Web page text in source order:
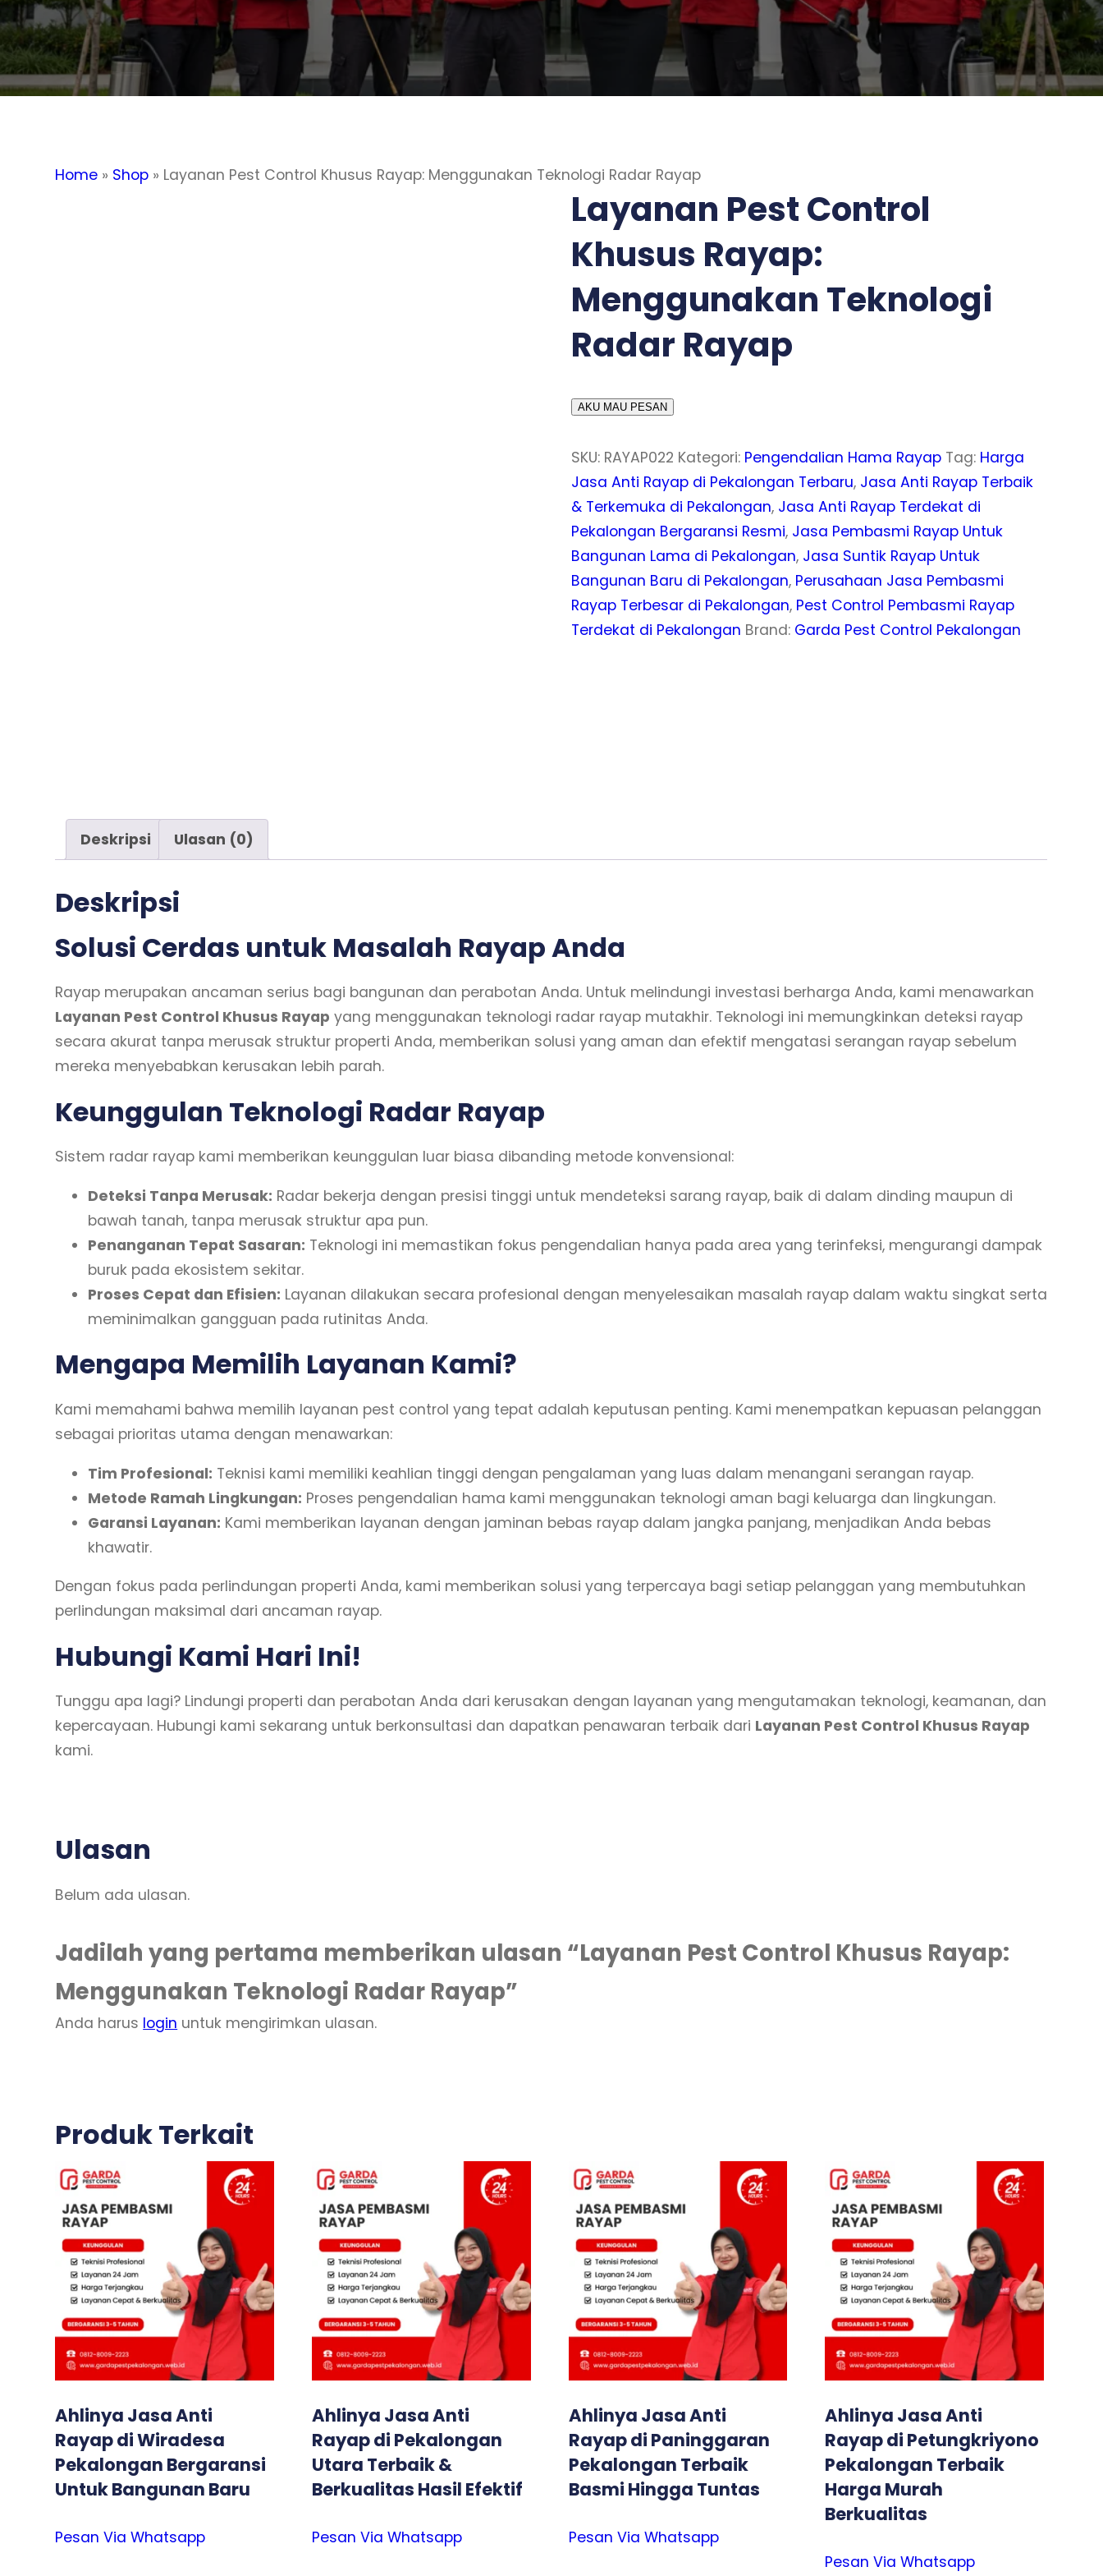
Home » Shop » Layanan Pest Control Khusus Rayap: Menggunakan Teknologi Radar Rayap
Layanan Pest Control
Khusus Rayap:
Menggunakan Teknologi
Radar Rayap
AKU MAU PESAN
SKU: RAYAP022 Kategori: Pengendalian Hama Rayap Tag: Harga
Jasa Anti Rayap di Pekalongan Terbaru, Jasa Anti Rayap Terbaik
& Terkemuka di Pekalongan, Jasa Anti Rayap Terdekat di
Pekalongan Bergaransi Resmi, Jasa Pembasmi Rayap Untuk
Bangunan Lama di Pekalongan, Jasa Suntik Rayap Untuk
Bangunan Baru di Pekalongan, Perusahaan Jasa Pembasmi
Rayap Terbesar di Pekalongan, Pest Control Pembasmi Rayap
Terdekat di Pekalongan Brand: Garda Pest Control Pekalongan
Deskripsi Ulasan (0)
Deskripsi
Solusi Cerdas untuk Masalah Rayap Anda
Rayap merupakan ancaman serius bagi bangunan dan perabotan Anda. Untuk melindungi investasi berharga Anda, kami menawarkan
Layanan Pest Control Khusus Rayap yang menggunakan teknologi radar rayap mutakhir. Teknologi ini memungkinkan deteksi rayap
secara akurat tanpa merusak struktur properti Anda, memberikan solusi yang aman dan efektif mengatasi serangan rayap sebelum
mereka menyebabkan kerusakan lebih parah.
Keunggulan Teknologi Radar Rayap
Sistem radar rayap kami memberikan keunggulan luar biasa dibanding metode konvensional:
Deteksi Tanpa Merusak: Radar bekerja dengan presisi tinggi untuk mendeteksi sarang rayap, baik di dalam dinding maupun di
bawah tanah, tanpa merusak struktur apa pun.
Penanganan Tepat Sasaran: Teknologi ini memastikan fokus pengendalian hanya pada area yang terinfeksi, mengurangi dampak
buruk pada ekosistem sekitar.
Proses Cepat dan Efisien: Layanan dilakukan secara profesional dengan menyelesaikan masalah rayap dalam waktu singkat serta
meminimalkan gangguan pada rutinitas Anda.
Mengapa Memilih Layanan Kami?
Kami memahami bahwa memilih layanan pest control yang tepat adalah keputusan penting. Kami menempatkan kepuasan pelanggan
sebagai prioritas utama dengan menawarkan:
Tim Profesional: Teknisi kami memiliki keahlian tinggi dengan pengalaman yang luas dalam menangani serangan rayap.
Metode Ramah Lingkungan: Proses pengendalian hama kami menggunakan teknologi aman bagi keluarga dan lingkungan.
Garansi Layanan: Kami memberikan layanan dengan jaminan bebas rayap dalam jangka panjang, menjadikan Anda bebas
khawatir.
Dengan fokus pada perlindungan properti Anda, kami memberikan solusi yang terpercaya bagi setiap pelanggan yang membutuhkan
perlindungan maksimal dari ancaman rayap.
Hubungi Kami Hari Ini!
Tunggu apa lagi? Lindungi properti dan perabotan Anda dari kerusakan dengan layanan yang mengutamakan teknologi, keamanan, dan
kepercayaan. Hubungi kami sekarang untuk berkonsultasi dan dapatkan penawaran terbaik dari Layanan Pest Control Khusus Rayap
kami.
Ulasan
Belum ada ulasan.
Jadilah yang pertama memberikan ulasan “Layanan Pest Control Khusus Rayap:
Menggunakan Teknologi Radar Rayap”
Anda harus login untuk mengirimkan ulasan.
Produk Terkait
Ahlinya Jasa Anti
Rayap di Wiradesa
Pekalongan Bergaransi
Untuk Bangunan Baru
Pesan Via Whatsapp
Ahlinya Jasa Anti
Rayap di Pekalongan
Utara Terbaik &
Berkualitas Hasil Efektif
Pesan Via Whatsapp
Ahlinya Jasa Anti
Rayap di Paninggaran
Pekalongan Terbaik
Basmi Hingga Tuntas
Pesan Via Whatsapp
Ahlinya Jasa Anti
Rayap di Petungkriyono
Pekalongan Terbaik
Harga Murah
Berkualitas
Pesan Via Whatsapp